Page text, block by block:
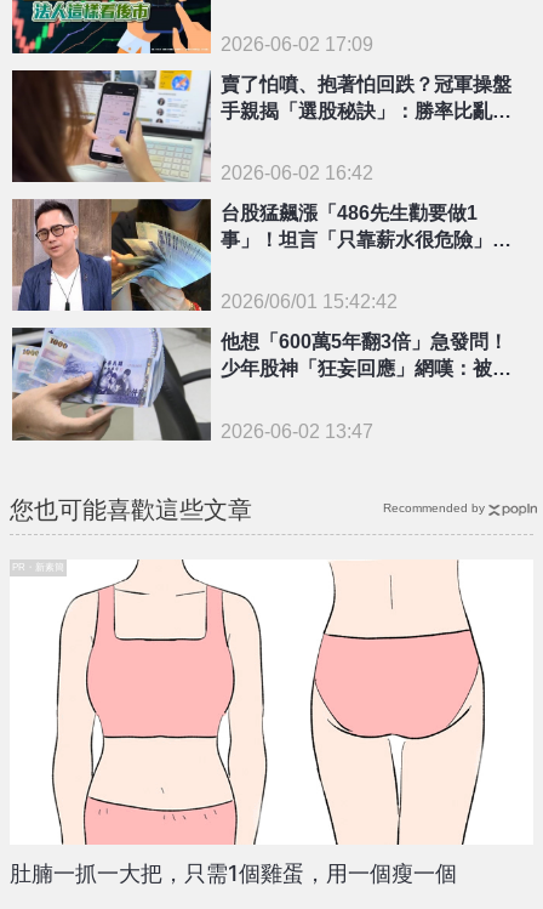
2026-06-02 17:09
賣了怕噴、抱著怕回跌？冠軍操盤
手親揭「選股秘訣」：勝率比亂追
2026-06-02 16:42
{PLAYICON}
台股猛飆漲「486先生勸要做1
事」！坦言「只靠薪水很危險」結
2026/06/01 15:42:42
他想「600萬5年翻3倍」急發問！
少年股神「狂妄回應」網嘆：被牛
2026-06-02 13:47
您也可能喜歡這些文章
肚腩一抓一大把，只需1個雞蛋，用一個瘦一個
PR・新素簡
Recommended by